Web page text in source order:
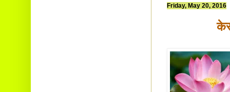
Friday, May 20, 2016